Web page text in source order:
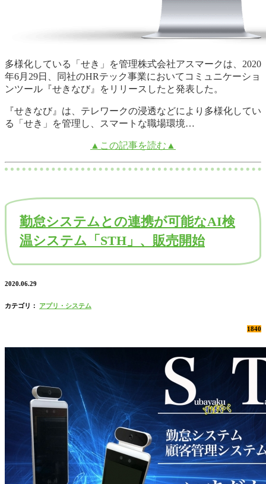
多様化している「せき」を管理株式会社アスマークは、2020
年6月29日、同社のHRテック事業においてコミュニケーショ
ンツール『せきなび』をリリースしたと発表した。
『せきなび』は、テレワークの浸透などにより多様化してい
る「せき」を管理し、スマートな職場環境…
▲この記事を読む▲
勤怠システムとの連携が可能なAI検
温システム「STH」、販売開始
2020.06.29
カテゴリ： アプリ・システム
1840